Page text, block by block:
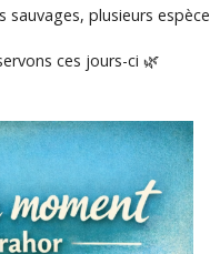
sauvages, plusieurs
ces jours-ci 🌿